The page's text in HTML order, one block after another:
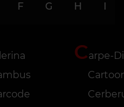
F G H
Carpe-